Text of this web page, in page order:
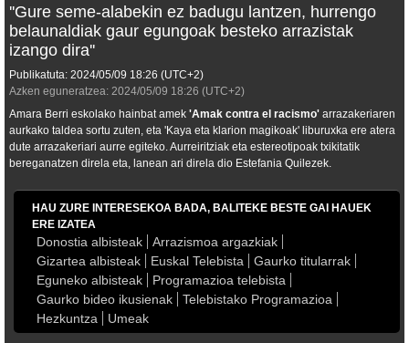
''Gure seme-alabekin ez badugu lantzen, hurrengo
belaunaldiak gaur egungoak besteko arrazistak
izango dira''
Publikatuta: 2024/05/09 18:26 (UTC+2)
Azken eguneratzea: 2024/05/09 18:26 (UTC+2)
Amara Berri eskolako hainbat amek 'Amak contra el racismo' arrazakeriaren
aurkako taldea sortu zuten, eta 'Kaya eta klarion magikoak' liburuxka ere atera
dute arrazakeriari aurre egiteko. Aurreiritziak eta estereotipoak txikitatik
bereganatzen direla eta, lanean ari direla dio Estefania Quilezek.
HAU ZURE INTERESEKOA BADA, BALITEKE BESTE GAI HAUEK
ERE IZATEA
Donostia albisteak
Arrazismoa argazkiak
Gizartea albisteak
Euskal Telebista
Gaurko titularrak
Eguneko albisteak
Programazioa telebista
Gaurko bideo ikusienak
Telebistako Programazioa
Hezkuntza
Umeak